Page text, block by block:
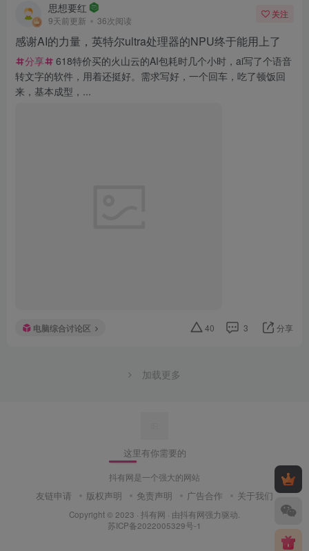
思想要红
9天前更新 36次阅读
关注
感谢AI的力量，英特尔ultra处理器的NPU终于能用上了
分享
618特价买的火山云的AI包耗时几个小时，ai写了个语音
转文字的软件，用着还挺好。需求写好，一个回车，吃了顿饭回
来，基本成型，...
电脑综合讨论区 40 3 分享
加载更多
这里有你需要的
抖有网是一个强大的网站
友链申请 版权声明 免责声明 广告合作 关于我们
Copyright © 2023 · 抖有网 · 由抖有网强力驱动.
苏ICP备2022005329号-1